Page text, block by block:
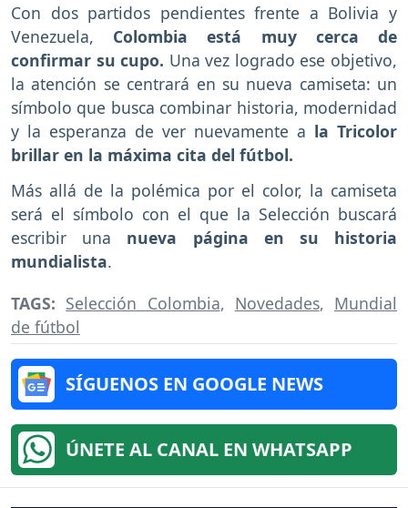
Con dos partidos pendientes frente a Bolivia y
Venezuela, Colombia está muy cerca de
confirmar su cupo. Una vez logrado ese objetivo,
la atención se centrará en su nueva camiseta: un
símbolo que busca combinar historia, modernidad
y la esperanza de ver nuevamente a la Tricolor
brillar en la máxima cita del fútbol.
Más allá de la polémica por el color, la camiseta
será el símbolo con el que la Selección buscará
escribir una nueva página en su historia
mundialista.
TAGS: Selección Colombia, Novedades, Mundial
de fútbol
SÍGUENOS EN GOOGLE NEWS
ÚNETE AL CANAL EN WHATSAPP